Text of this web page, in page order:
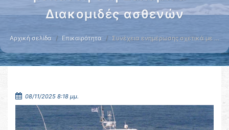
Διακομιδές ασθενών
Αρχική σελίδα Επικαιρότητα Συνέχεια ενημέρωσης σχετικά με …
08/11/2025 8:18 μμ.